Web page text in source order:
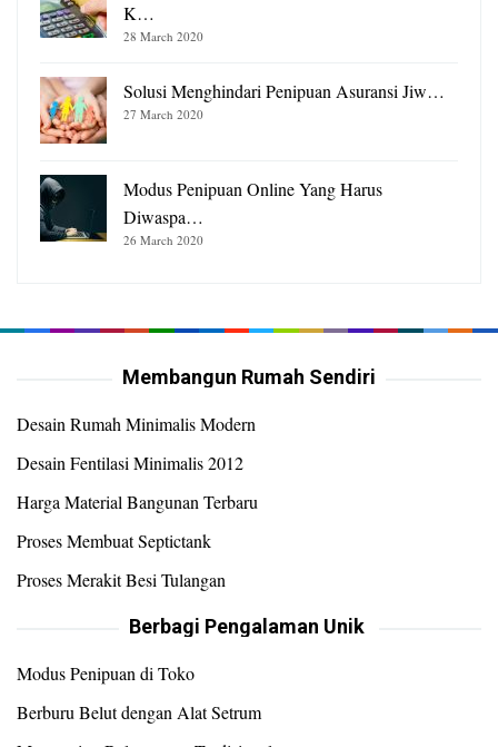
K…
28 March 2020
Solusi Menghindari Penipuan Asuransi Jiw…
27 March 2020
Modus Penipuan Online Yang Harus
Diwaspa…
26 March 2020
Membangun Rumah Sendiri
Desain Rumah Minimalis Modern
Desain Fentilasi Minimalis 2012
Harga Material Bangunan Terbaru
Proses Membuat Septictank
Proses Merakit Besi Tulangan
Berbagi Pengalaman Unik
Modus Penipuan di Toko
Berburu Belut dengan Alat Setrum